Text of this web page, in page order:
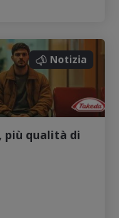
Notizia
Notizia
più qualità di